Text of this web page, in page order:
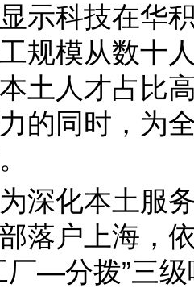
示科技在华
规模从数十
土人才占比
的同时，为
深化本土服
落户上海，
—分拨”三